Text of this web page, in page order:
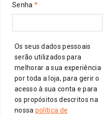
Senha *Obrigatório
Os seus dados pessoais
serão utilizados para
melhorar a sua experiência
por toda a loja, para gerir o
acesso à sua conta e para
os propósitos descritos na
nossa política de